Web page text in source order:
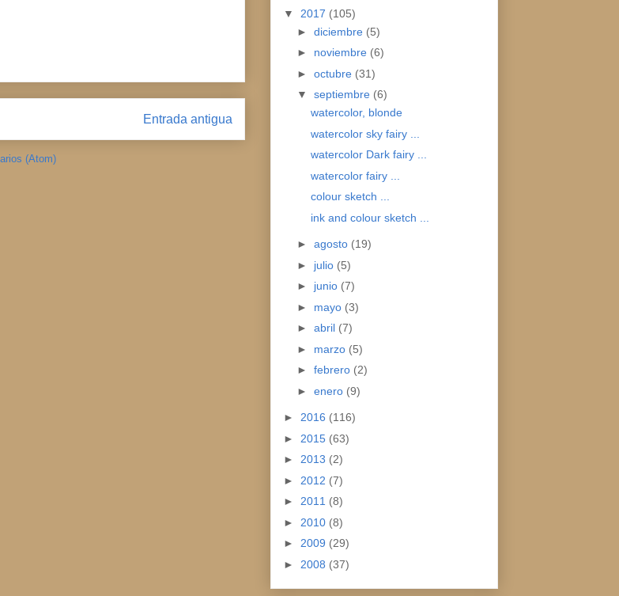
Entrada antigua
(Atom)
▼ 2017 (105)
► diciembre (5)
► noviembre (6)
► octubre (31)
▼ septiembre (6)
watercolor, blonde
watercolor sky fairy ...
watercolor Dark fairy ...
watercolor fairy ...
colour sketch ...
ink and colour sketch ...
► agosto (19)
► julio (5)
► junio (7)
► mayo (3)
► abril (7)
► marzo (5)
► febrero (2)
► enero (9)
► 2016 (116)
► 2015 (63)
► 2013 (2)
► 2012 (7)
► 2011 (8)
► 2010 (8)
► 2009 (29)
► 2008 (37)